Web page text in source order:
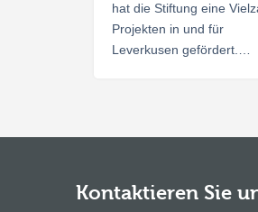
hat die Stiftung eine
Projekten in und für
Leverkusen gefördert.…
Kontaktieren Sie